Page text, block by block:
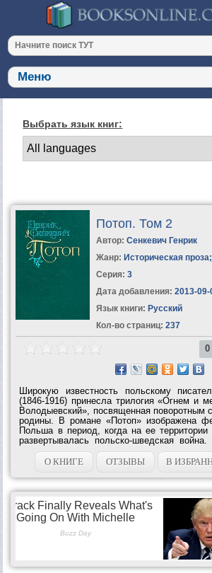
Выбрать язык книг:
Потоп. Том 2
Автор: Сенкевич Генрик
Жанр: Историческая проза;
Серия: 3
Дата добавления: 2013-09-
Язык книги: Русский
Кол-во страниц: 237
0
Широкую известность польскому
(1846-1916) принесла трилогия «Огнем и
Володыевский», посвященная поворотным
родины. В романе «Потоп» изображена
Польша в период, когда на ее территории
развертывалась польско-шведская
затем полковник Анджей Кмициц
подвиги во имя родины,...
О КНИГЕ ОТЗЫВЫ В